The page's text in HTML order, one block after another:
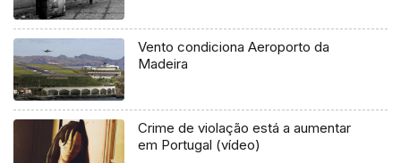
Vento condiciona Aeroporto da
Madeira
Crime de violação está a aumentar
em Portugal (vídeo)